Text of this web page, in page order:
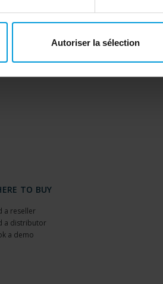
Autoriser la sélection
TO BUY
a reseller
a distributor
a demo